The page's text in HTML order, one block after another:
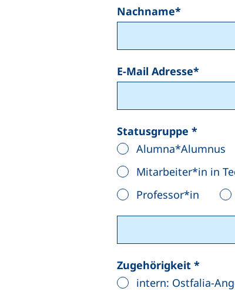
Nachname*
E-Mail Adresse*
Statusgruppe *
Alumna*Alumnus
Mitarbeiter*in in
Professor*in
Zugehörigkeit *
intern: Ostfalia-